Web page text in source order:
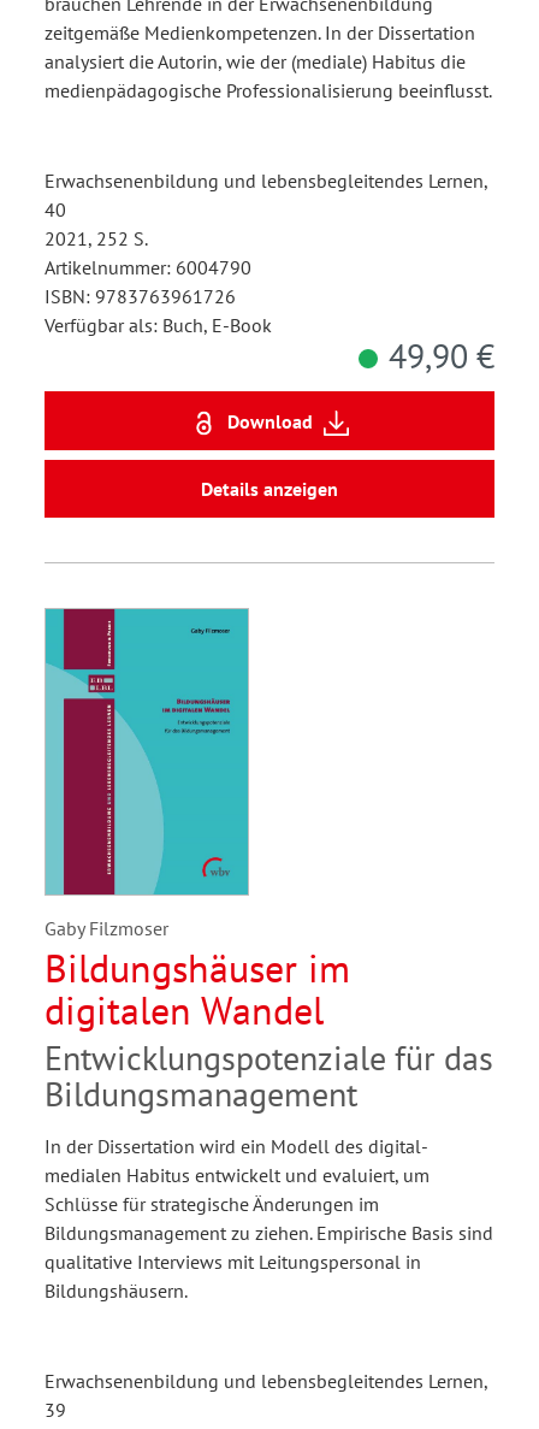
zeitgemäße Medienkompetenzen. In der Dissertation
analysiert die Autorin, wie der (mediale) Habitus die
medienpädagogische Professionalisierung beeinflusst.
Erwachsenenbildung und lebensbegleitendes Lernen,
40
2021, 252 S.
Artikelnummer: 6004790
ISBN: 9783763961726
Verfügbar als: Buch, E-Book
49,90 €
Download
Details anzeigen
Gaby Filzmoser
Bildungshäuser im
digitalen Wandel
Entwicklungspotenziale für das
Bildungsmanagement
In der Dissertation wird ein Modell des digital-
medialen Habitus entwickelt und evaluiert, um
Schlüsse für strategische Änderungen im
Bildungsmanagement zu ziehen. Empirische Basis sind
qualitative Interviews mit Leitungspersonal in
Bildungshäusern.
Erwachsenenbildung und lebensbegleitendes Lernen,
39